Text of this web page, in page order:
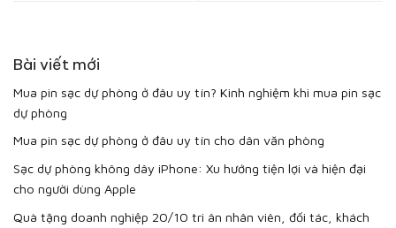
Bài viết mới
Mua pin sạc dự phòng ở đâu uy tín? Kinh nghiệm khi mua pin sạc
dự phòng
Mua pin sạc dự phòng ở đâu uy tín cho dân văn phòng
Sạc dự phòng không dây iPhone: Xu hướng tiện lợi và hiện đại
cho người dùng Apple
Quà tặng doanh nghiệp 20/10 tri ân nhân viên, đối tác, khách